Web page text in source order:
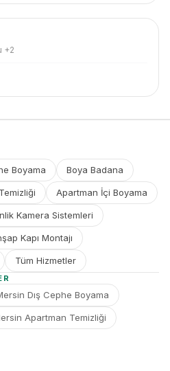
+2
Boyama Boya Badana
Apartman İçi Boyama
Kamera Sistemleri
Kapı Montajı
Tüm Hizmetler
Dış Cephe Boyama
Apartman Temizliği